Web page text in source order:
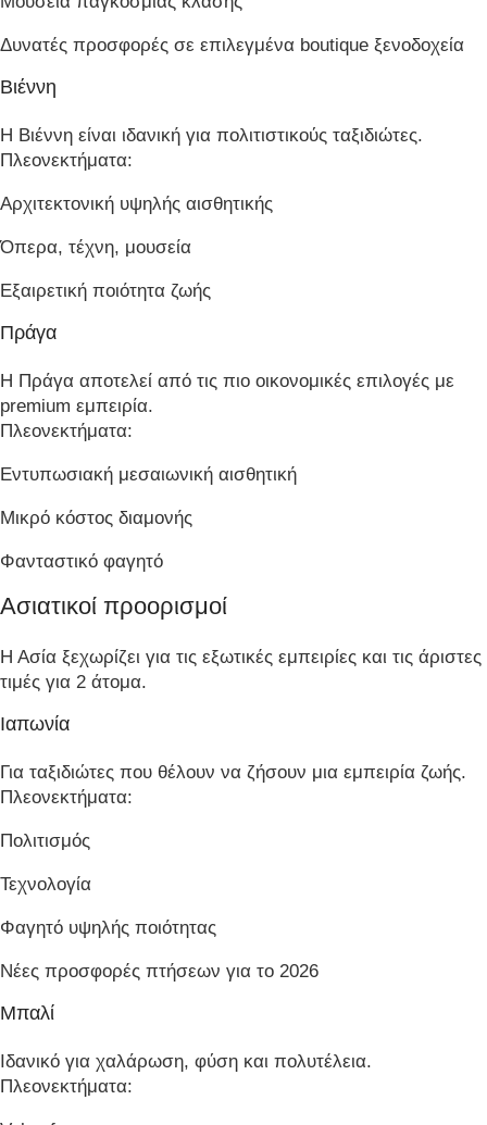
Δυνατές προσφορές σε επιλεγμένα boutique ξενοδοχεία
Βιέννη
Η Βιέννη είναι ιδανική για πολιτιστικούς ταξιδιώτες.
Πλεονεκτήματα:
Αρχιτεκτονική υψηλής αισθητικής
Όπερα, τέχνη, μουσεία
Εξαιρετική ποιότητα ζωής
Πράγα
Η Πράγα αποτελεί από τις πιο οικονομικές επιλογές με
premium εμπειρία.
Πλεονεκτήματα:
Εντυπωσιακή μεσαιωνική αισθητική
Μικρό κόστος διαμονής
Φανταστικό φαγητό
Ασιατικοί προορισμοί
Η Ασία ξεχωρίζει για τις εξωτικές εμπειρίες και τις άριστες
τιμές για 2 άτομα.
Ιαπωνία
Για ταξιδιώτες που θέλουν να ζήσουν μια εμπειρία ζωής.
Πλεονεκτήματα:
Πολιτισμός
Τεχνολογία
Φαγητό υψηλής ποιότητας
Νέες προσφορές πτήσεων για το 2026
Μπαλί
Ιδανικό για χαλάρωση, φύση και πολυτέλεια.
Πλεονεκτήματα: